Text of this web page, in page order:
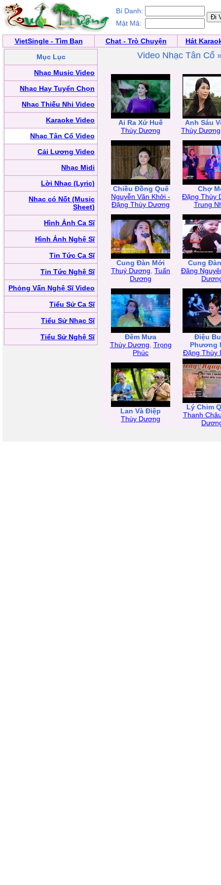
Bí Danh:
Mật Mã:
VietSingle - Tìm Bạn Chat - Trò Chuyện
Hát
Mục Lục
Nhạc Music Video
Nhạc Hay Tuyển Chọn
Nhạc Thiếu Nhi Video
Karaoke Video
Nhạc Tân Cổ Video
Cải Lương Video
Nhạc Midi
Lời Nhạc (Lyric)
Nhạc có Nốt (Music
Sheet)
Hình Ảnh Ca Sĩ
Hình Ảnh Nghệ Sĩ
Tin Tức Ca Sĩ
Tin Tức Nghệ Sĩ
Phỏng Vấn Nghệ Sĩ Video
Tiểu Sử Ca Sĩ
Tiểu Sử Nhạc Sĩ
Tiểu Sử Nghệ Sĩ
Video Nhạc Tân Cổ
Ai Ra Xứ Huế
Thùy Dương
Anh Sáu
Thùy Dương
Chiều Đồng Quê
Nguyễn Văn Khởi -
Đặng Thùy Dương
Chợ
Đặng Thùy
Trung
Cung Đàn Mới
Thuý Dương Tuấn
Dương
Cung
Đăng
Đêm Mưa
Thùy Dương Trọng
Phúc
Điệu
Phương
Đặng Thùy
Lan Và Điệp
Thùy Dương
Lý Chim
Thanh